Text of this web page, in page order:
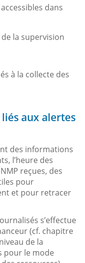
dans
la supervision
à la collecte des
liés aux alertes
des informations
l’heure des
reçues, des
pour
et pour retracer
s’effectue
(cf. chapitre
de la
pour le mode